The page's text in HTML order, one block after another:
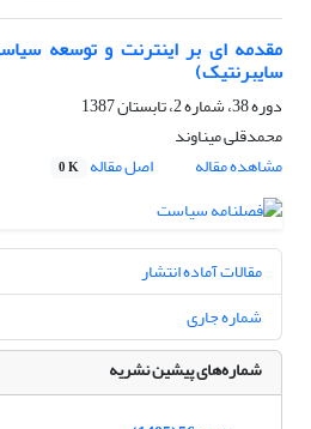
مقدمه ای بر اینترنت و توسعه
سایبرنتیک)
دوره 38، شماره 2، تابستان 1387
محمدقلی میناوند
مشاهده مقاله
اصل مقاله 0 K
مقالات آماده انتشار
شماره جاری
شماره‌های پیشین نشریه